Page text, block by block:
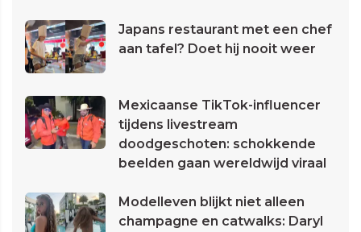
Japans restaurant met een chef
aan tafel? Doet hij nooit weer
Mexicaanse TikTok-influencer
tijdens livestream
doodgeschoten: schokkende
beelden gaan wereldwijd viraal
Modelleven blijkt niet alleen
champagne en catwalks: Daryl